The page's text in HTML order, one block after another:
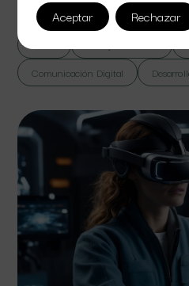
lorem massa vel suspendisse sed
Comunicación Digital
Aceptar Rechazar